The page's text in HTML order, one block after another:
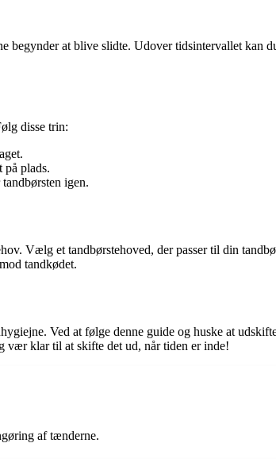
begynder at blive slidte. Udover tidsintervallet kan
disse trin:
på plads.
igen.
Vælg et tandbørstehoved, der passer til din
tandkødet.
Ved at følge denne guide og huske at
vær klar til at skifte det ud, når tiden er inde!
af tænderne.